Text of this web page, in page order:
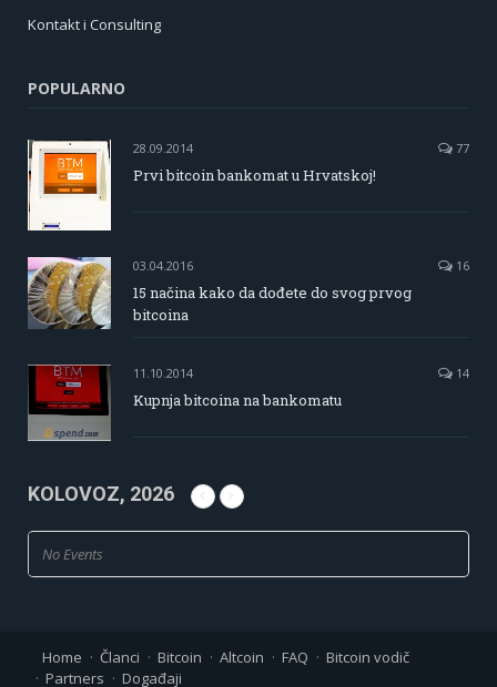
Kontakt i Consulting
POPULARNO
28.09.2014 77
Prvi bitcoin bankomat u Hrvatskoj!
03.04.2016 16
15 načina kako da dođete do svog prvog
bitcoina
11.10.2014 14
Kupnja bitcoina na bankomatu
KOLOVOZ, 2026
No Events
Home Članci Bitcoin Altcoin FAQ
Bitcoin vodič
Partners
Događaji